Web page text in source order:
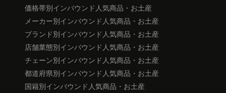
価格帯別インバウンド人気商品・お土産
メーカー別インバウンド人気商品・お土産
ブランド別インバウンド人気商品・お土産
店舗業態別インバウンド人気商品・お土産
チェーン別インバウンド人気商品・お土産
都道府県別インバウンド人気商品・お土産
国籍別インバウンド人気商品・お土産